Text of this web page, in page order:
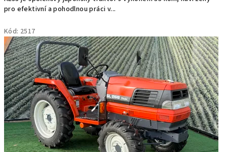
d
e
j
r
e
p
a
s
5
pro efektivní a pohodlnou práci v...
Kód: 2517